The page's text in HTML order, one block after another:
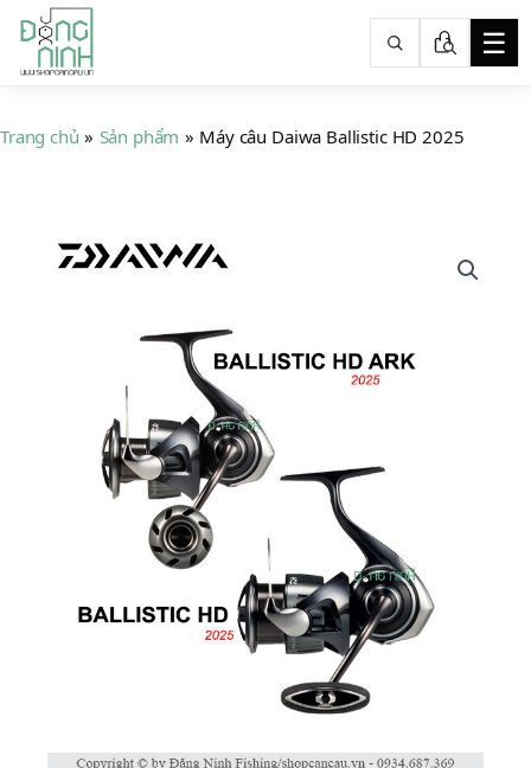
tới
☰
Trang chủ Sản phẩm Máy câu Daiwa Ballistic HD 2025